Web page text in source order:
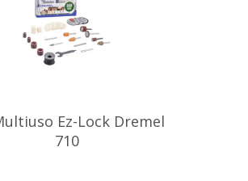
Ez-Lock Dremel
710